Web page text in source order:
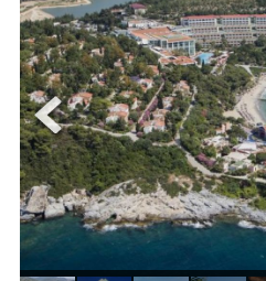
ФИРМЕНИ ДОКУМЕНТИ
0700 144 34
ПОСЛЕДВАЙТЕ НИ